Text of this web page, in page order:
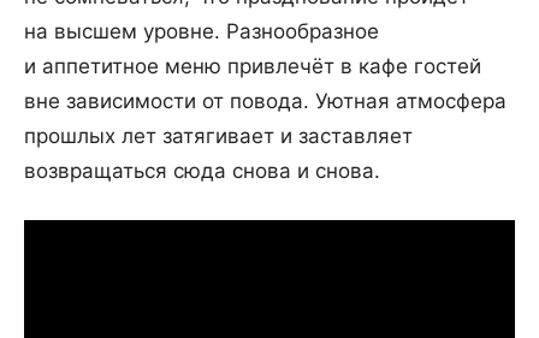
на высшем уровне. Разнообразное
и аппетитное меню привлечёт в кафе гостей
вне зависимости от повода. Уютная атмосфера
прошлых лет затягивает и заставляет
возвращаться сюда снова и снова.